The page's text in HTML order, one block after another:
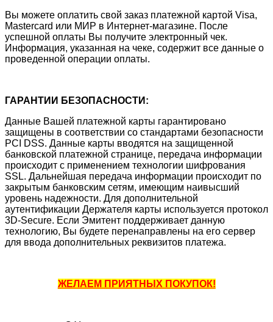
Вы можете оплатить свой заказ платежной картой Visa,
Mastercard или МИР в Интернет-магазине. После
успешной оплаты Вы получите электронный чек.
Информация, указанная на чеке, содержит все данные о
проведенной операции оплаты.
ГАРАНТИИ БЕЗОПАСНОСТИ:
Данные Вашей платежной карты гарантировано
защищены в соответствии со стандартами безопасности
PCI DSS. Данные карты вводятся на защищенной
банковской платежной странице, передача информации
происходит с применением технологии шифрования
SSL. Дальнейшая передача информации происходит по
закрытым банковским сетям, имеющим наивысший
уровень надежности. Для дополнительной
аутентификации Держателя карты используется протокол
3D-Secure. Если Эмитент поддерживает данную
технологию, Вы будете перенаправлены на его сервер
для ввода дополнительных реквизитов платежа.
ЖЕЛАЕМ ПРИЯТНЫХ ПОКУПОК!